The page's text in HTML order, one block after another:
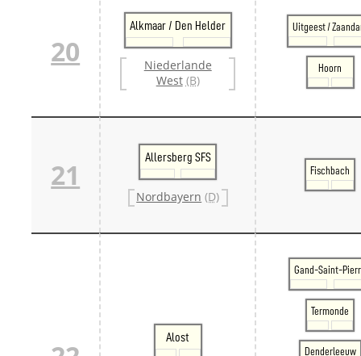
20
Alkmaar / Den Helder
Niederlande
West (B)
Uitgeest /
Hoorn
21
Allersberg SFS
Nordbayern (D)
Fischbach
Alost
Gand-Saint-
Termonde
Denderleeuw